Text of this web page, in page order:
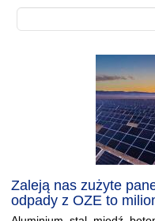
Zaleją nas zużyte
odpady z OZE to